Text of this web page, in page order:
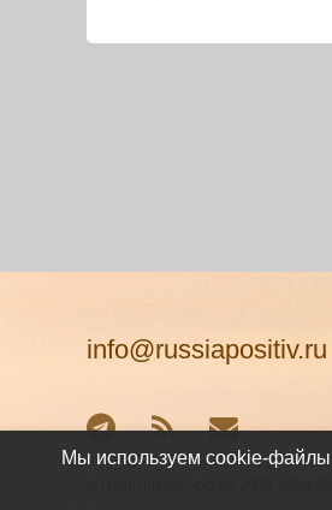
Тел:
info@russiapositiv.ru
Telegram
RSSE-mail
Мы используем cookie-файлы